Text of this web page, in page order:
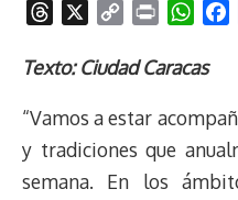
r
a
d
p
L
i
i
t
W
a
s
A
b
o
Texto: Ciudad Caracas
“Vamos a estar
y tradiciones que
semana. En los